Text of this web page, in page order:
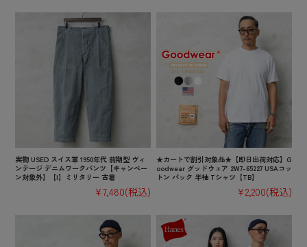
実物 USED スイス軍 1950年代 前期型 ヴィ
ンテージ デニムワークパンツ【キャンペー
ン対象外】【I】ミリタリー 古着
¥7,480(税込)
★カートで割引対象品★【即日出荷対応】G
oodwear グッドウェア 2W7-65227 USAコッ
トン パック 半袖 Tシャツ【TB】
¥2,200(税込)